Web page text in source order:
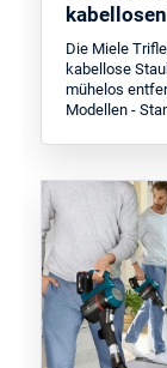
Die Miele
kabellose
mühelos
Modellen -